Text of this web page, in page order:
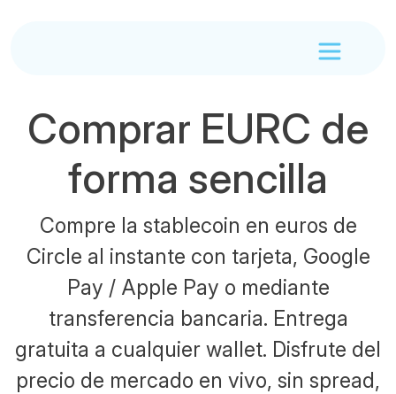
Comprar EURC de
forma sencilla
Compre la stablecoin en euros de
Circle al instante con tarjeta, Google
Pay / Apple Pay o mediante
transferencia bancaria. Entrega
gratuita a cualquier wallet. Disfrute del
precio de mercado en vivo, sin spread,